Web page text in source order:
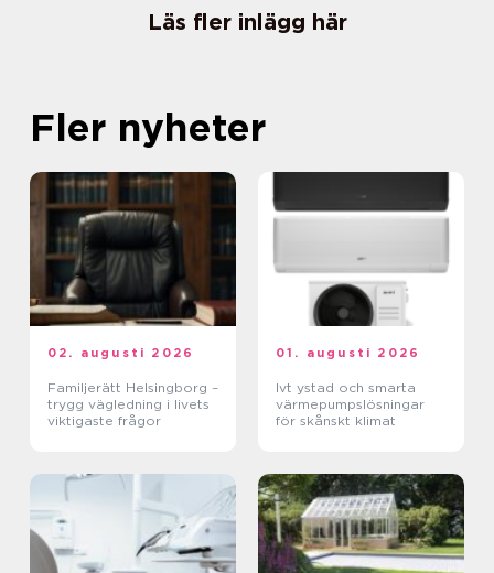
Läs fler inlägg här
Fler nyheter
02. augusti 2026
Familjerätt Helsingborg –
trygg vägledning i livets
viktigaste frågor
01. augusti 2026
Ivt ystad och smarta
värmepumpslösningar
för skånskt klimat